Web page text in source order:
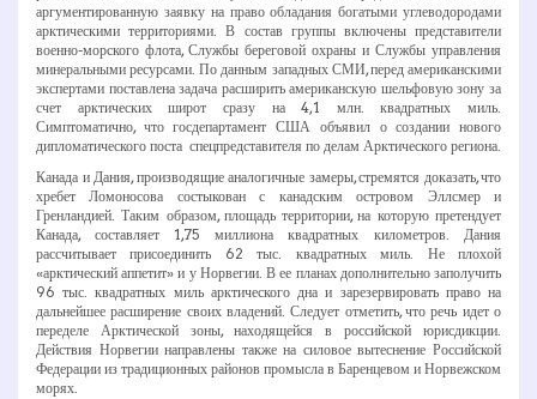
аргументированную заявку на право обладания богатыми углеводородами
арктическими территориями. В состав группы включены представители
военно-­морского флота, Службы береговой охраны и Службы управления
минеральными ресурсами. По данным западных СМИ, перед американскими
экспертами поставлена задача расширить американскую шельфовую зону за
счет арктических широт сразу на 4,1 млн. квадратных миль.
Симптоматично, что госдепартамент США объявил о создании нового
дипломатического поста ­ спецпредставителя по делам Арктического региона.
Канада и Дания, производящие аналогичные замеры, стремятся доказать, что
хребет Ломоносова состыкован с канадским островом Эллсмер и
Гренландией. Таким образом, площадь территории, на которую претендует
Канада, составляет 1,75 миллиона квадратных километров. Дания
рассчитывает присоединить 62 тыс. квадратных миль. Не плохой
«арктический аппетит» и у Норвегии. В ее планах дополнительно заполучить
96 тыс. квадратных миль арктического дна и зарезервировать право на
дальнейшее расширение своих владений. Следует отметить, что речь идет о
переделе Арктической зоны, находящейся в российской юрисдикции.
Действия Норвегии направлены также на силовое вытеснение Российской
Федерации из традиционных районов промысла в Баренцевом и Норвежском
морях.